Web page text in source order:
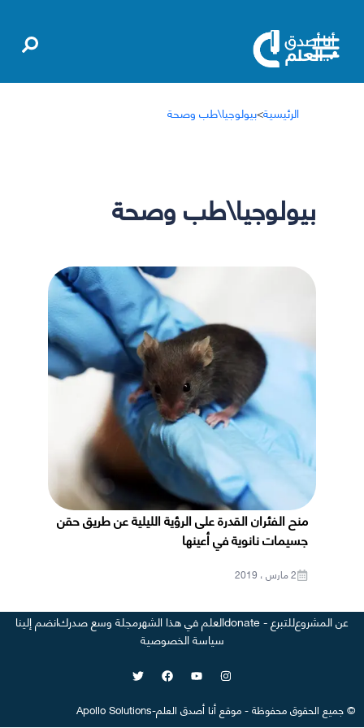
الرئيسية>بيولوجيا\طب وصحة
بيولوجيا\طب وصحة
منح الفئران القدرة على الرؤية الليلية عن طريق حقن
جسيمات نانوية في أعينها
2 مارس ، 2019
عن المشروعللتبرع - donate العلم في هذا الشهرمجلة وسع صدركانضم إلينا
سياسة الخصوصية
©جميع الحقوق محفوظة-موقعأنا أصدق العلم-
Apollo Solutions